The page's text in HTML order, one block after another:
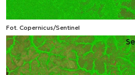
Fot. Copernicus/Sentinel